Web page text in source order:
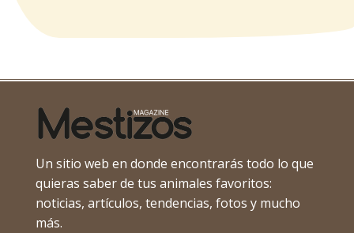
Un sitio web en donde encontrarás todo lo que
quieras saber de tus animales favoritos:
noticias, artículos, tendencias, fotos y mucho
más.